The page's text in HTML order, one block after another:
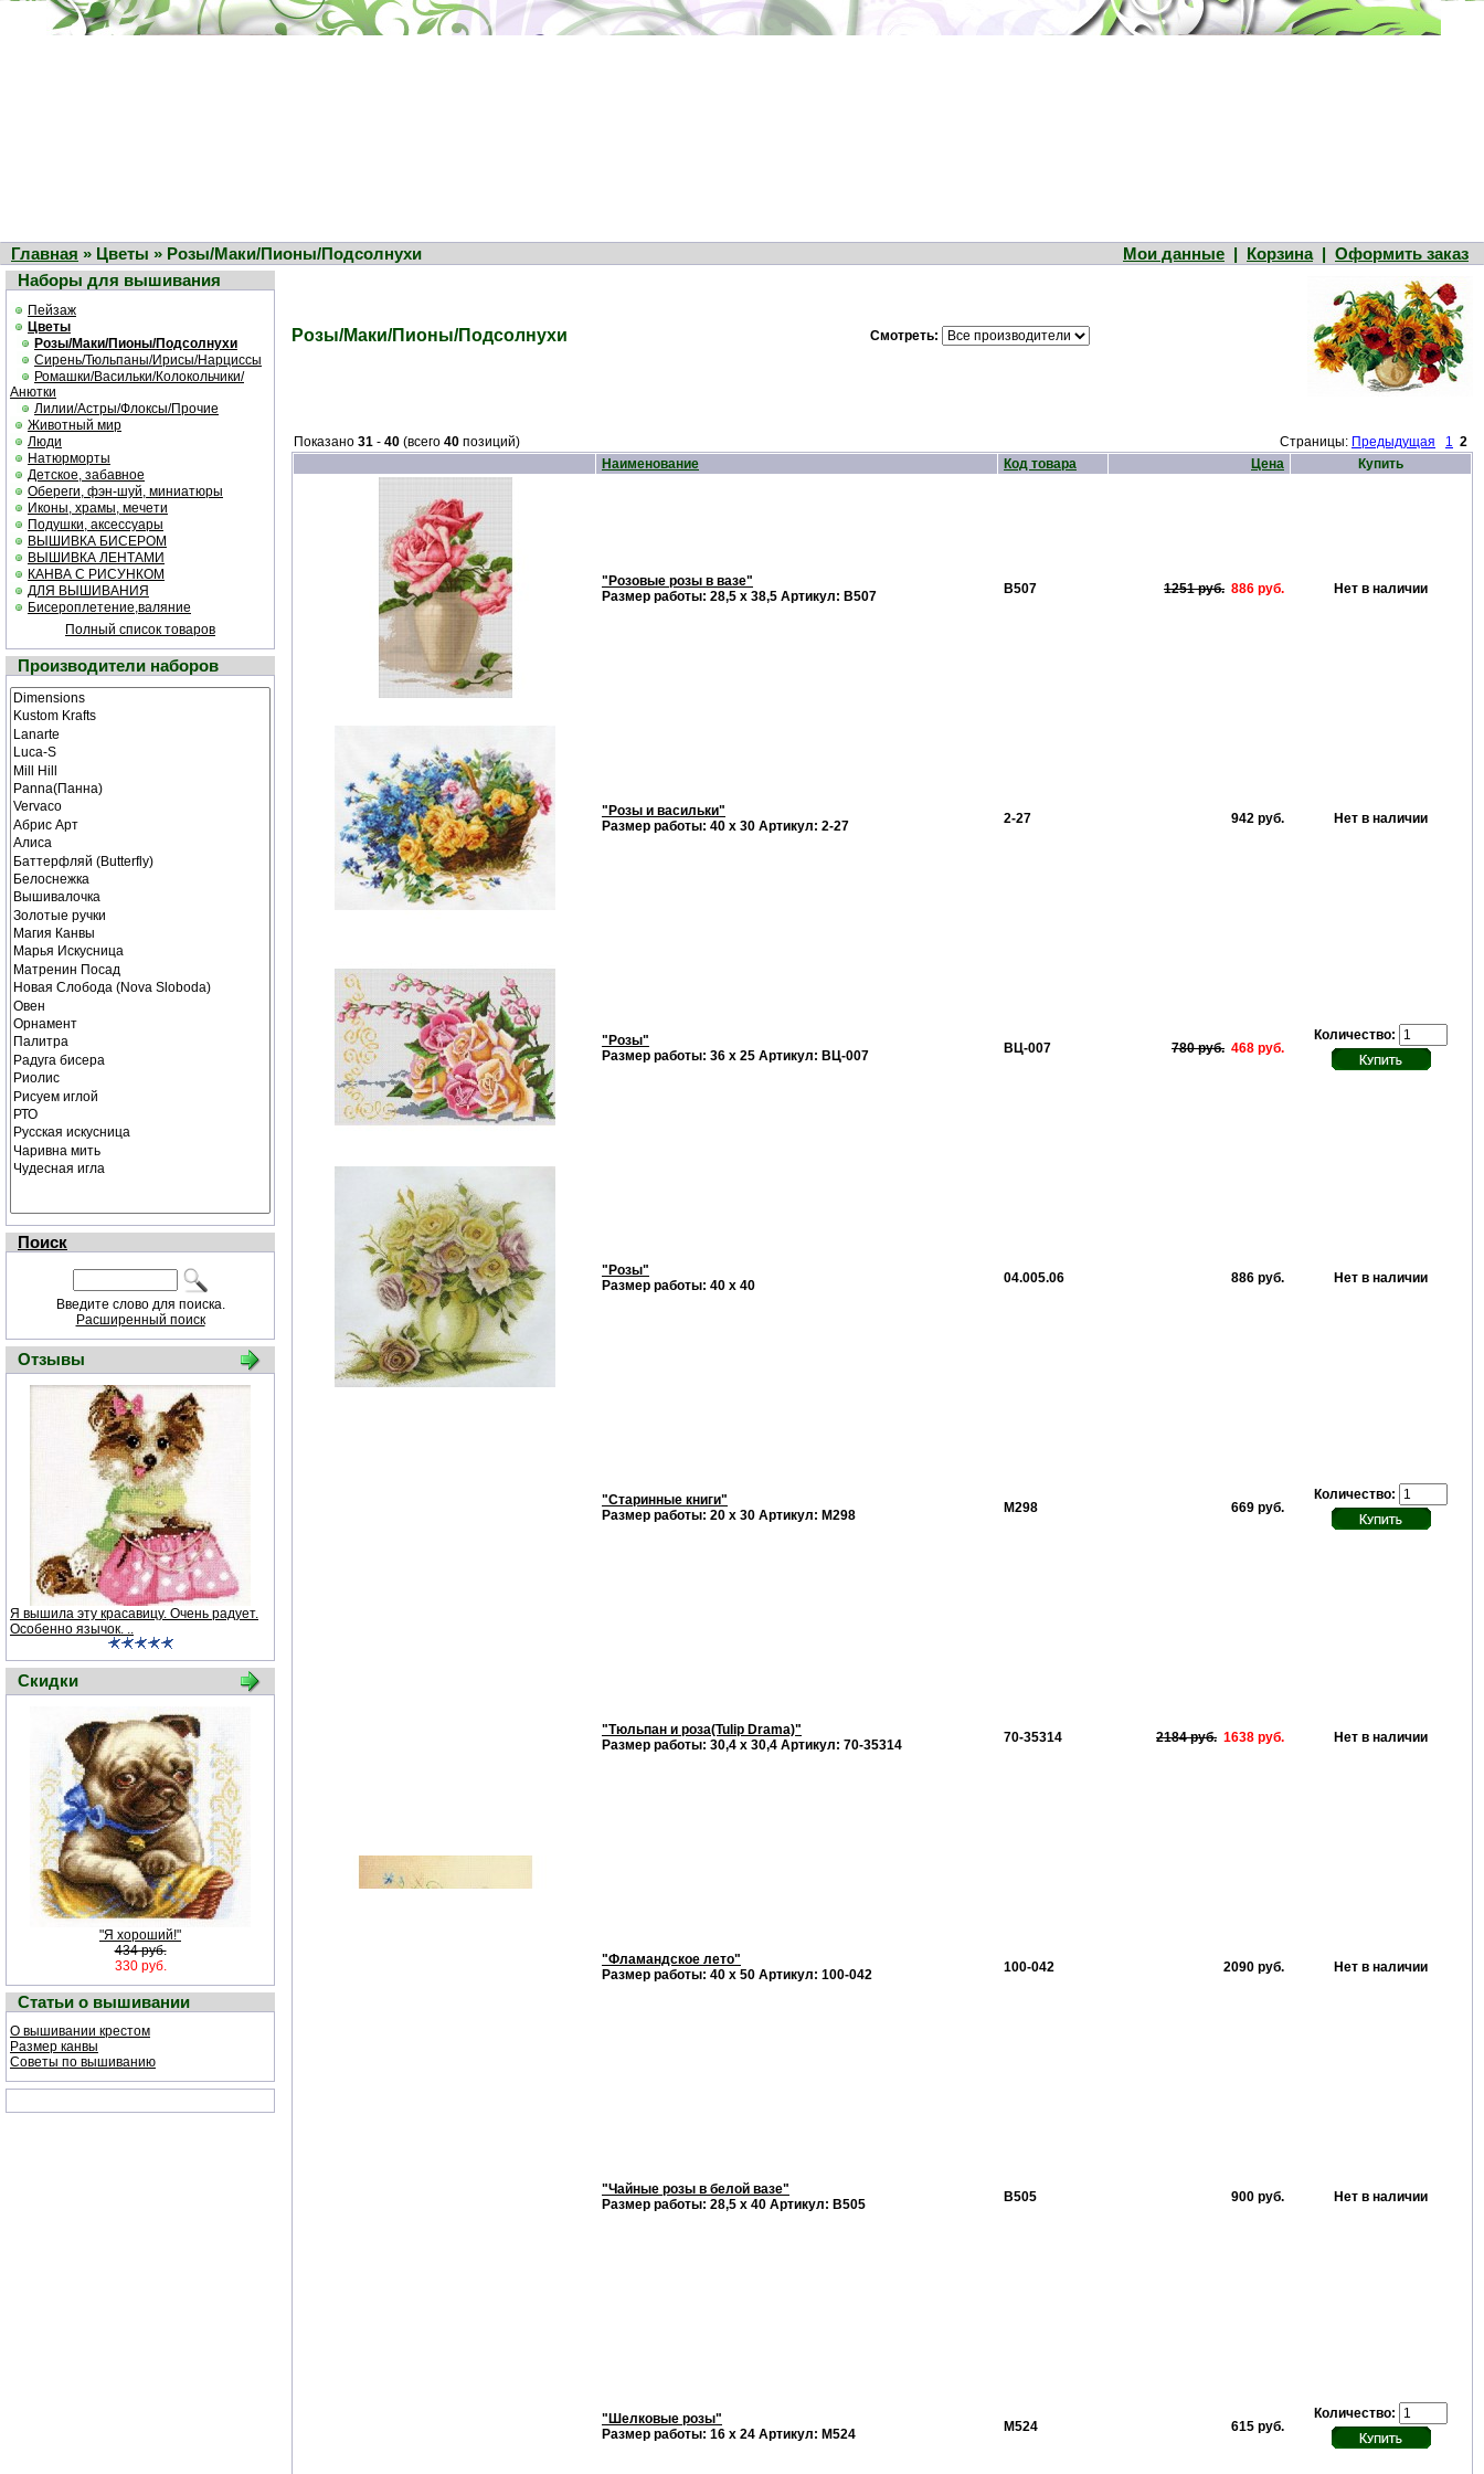
Главная » Цветы » Розы/Маки/Пионы/Подсолнухи Мои данные | Корзина| Оформить заказ
Наборы для вышивания
Пейзаж
Цветы
Розы/Маки/Пионы/Подсолнухи
Сирень/Тюльпаны/Ирисы/Нарциссы
Ромашки/Васильки/Колокольчики/
Анютки
Лилии/Астры/Флоксы/Прочие
Животный мир
Люди
Натюрморты
Детское, забавное
Обереги, фэн-шуй, миниатюры
Иконы, храмы, мечети
Подушки, аксессуары
ВЫШИВКА БИСЕРОМ
ВЫШИВКА ЛЕНТАМИ
КАНВА С РИСУНКОМ
ДЛЯ ВЫШИВАНИЯ
Бисероплетение,валяние
Полный список товаров
Производители наборов
Поиск
Введите слово для поиска.
Расширенный поиск
Отзывы
Я вышила эту красавицу. Очень радует.
Особенно язычок. ..
Скидки
"Я хороший!"
434 руб.
330 руб.
Статьи о вышивании
О вышивании крестом
Размер канвы
Советы по вышиванию
Розы/Маки/Пионы/Подсолнухи Смотреть:
Показано 31 - 40 (всего 40 позиций) Страницы: Предыдущая 1 2
Наименование
Код товара Цена Купить
"Розовые розы в вазе"
Размер работы: 28,5 х 38,5 Артикул: В507
В507 1251 руб. 886 руб. Нет в наличии
"Розы и васильки"
Размер работы: 40 х 30 Артикул: 2-27
2-27 942 руб. Нет в наличии
"Розы"
Размер работы: 36 х 25 Артикул: ВЦ-007
ВЦ-007 780 руб. 468 руб.
Количество:
"Розы"
Размер работы: 40 х 40
04.005.06 886 руб. Нет в наличии
"Старинные книги"
Размер работы: 20 х 30 Артикул: М298
М298 669 руб.
Количество:
"Тюльпан и роза(Tulip Drama)"
Размер работы: 30,4 х 30,4 Артикул: 70-35314
70-35314 2184 руб. 1638 руб. Нет в наличии
"Фламандское лето"
Размер работы: 40 х 50 Артикул: 100-042
100-042 2090 руб. Нет в наличии
"Чайные розы в белой вазе"
Размер работы: 28,5 х 40 Артикул: В505
В505 900 руб. Нет в наличии
"Шелковые розы"
Размер работы: 16 х 24 Артикул: М524
М524 615 руб.
Количество: